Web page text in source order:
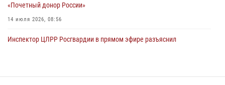
«Почетный донор России»
14 июля 2026, 08:56
Инспектор ЦЛРР Росгвардии в прямом эфире разъяснил